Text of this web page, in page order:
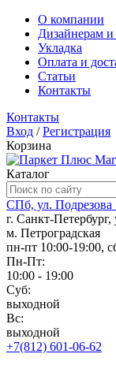
О компании
Дизайнерам и
Укладка
Оплата и
Статьи
Контакты
Контакты
Вход /Регистрация
Корзина
Каталог
СПб, ул. Подрезова
г. Санкт-Петербург,
м. Петроградская
пн-пт 10:00-19:00,
Пн-Пт:
10:00 - 19:00
Суб:
выходной
Вс:
выходной
+7(812) 601-06-62